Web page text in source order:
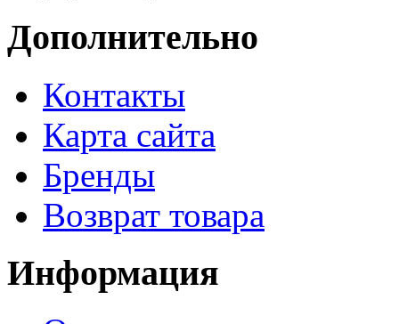
Дополнительно
Контакты
Карта сайта
Бренды
Возврат товара
Информация